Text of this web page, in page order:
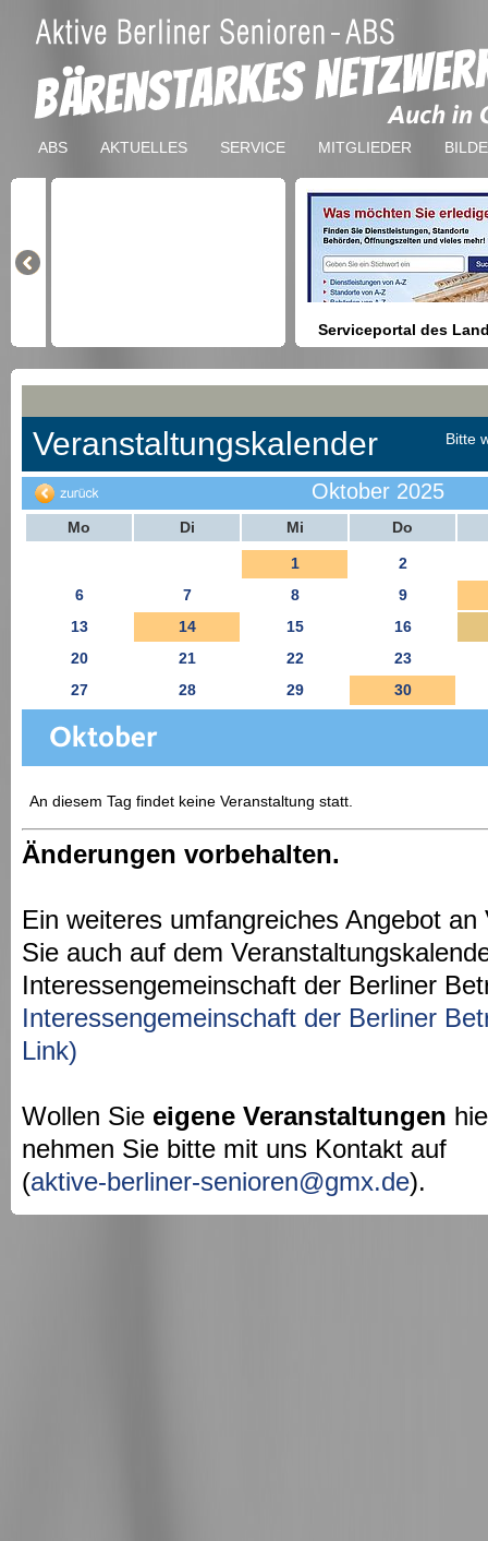
ABS AKTUELLES SERVICE MITGLIEDER
Serviceportal des
Berlin
Anmeldung bei Ämtern usw.
Veranstaltungskalender Bitte
Oktober 2025
Mo Di Mi Do
1
2
6
7 8
9
13
14 15
16
20
21 22
23
27
28 29 30
An diesem Tag findet keine Veranstaltung statt.
Änderungen vorbehalten.
Ein weiteres umfangreiches Angebot
Sie auch auf dem
Interessengemeinschaft der Berliner
Interessengemeinschaft der Berliner
Link)
Wollen Sie eigene Veranstaltungen
nehmen Sie bitte mit uns Kontakt auf
(aktive-berliner-senioren@gmx.de).